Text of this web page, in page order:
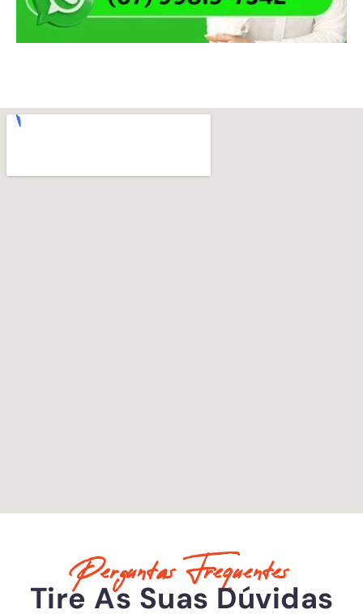
Perguntas Frequentes
Tire As Suas Dúvidas